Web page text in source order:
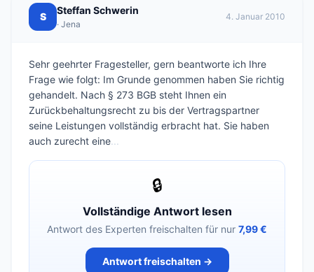
S
Steffan Schwerin
· Jena
4. Januar 2010
Sehr geehrter Fragesteller, gern beantworte ich Ihre
Frage wie folgt: Im Grunde genommen haben Sie richtig
gehandelt. Nach § 273 BGB steht Ihnen ein
Zurückbehaltungsrecht zu bis der Vertragspartner
seine Leistungen vollständig erbracht hat. Sie haben
auch zurecht eine...
🔒
Vollständige Antwort lesen
Antwort des Experten freischalten für nur 7,99 €
Antwort freischalten →